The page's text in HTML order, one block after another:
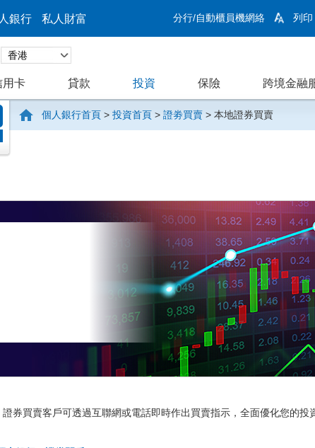
銀行 私人財富 分行/自動櫃員機網絡 列印
用卡 貸款 投資 保險 跨境金融
個人銀行首頁 > 投資首頁 > 證劵買賣 > 本地證券買賣
券買賣客戶可透過互聯網或電話即時作出買賣指示，全面優化您的投